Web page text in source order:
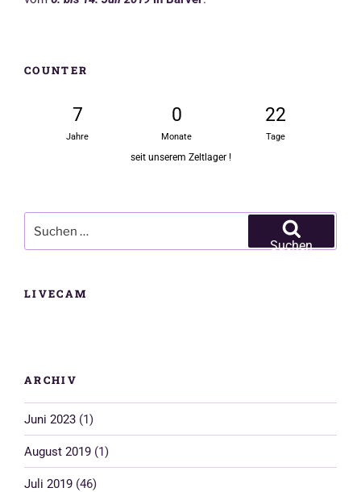
COUNTER
7
Jahre
0
Monate
22
Tage
seit unserem Zeltlager !
nach:
Suchen
LIVECAM
ARCHIV
Juni 2023 (1)
August 2019 (1)
Juli 2019 (46)